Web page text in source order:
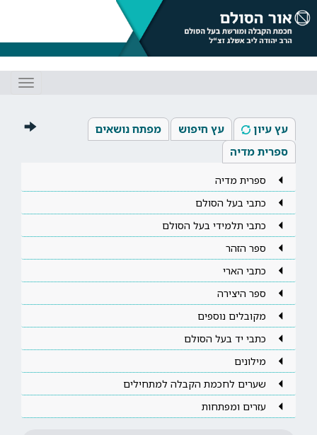
עץ עיון עץ חיפוש
מפתח נושאים
ספרית מדיה
ספרית מדיה
כתבי בעל הסולם
כתבי תלמידי בעל הסולם
ספר הזהר
כתבי הארי
ספר היצירה
מקובלים נוספים
כתבי יד בעל הסולם
מילונים
שערים לחכמת הקבלה למתחילים
עזרים ומפתחות